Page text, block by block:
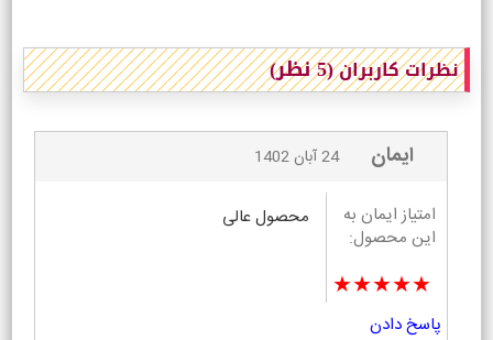
نظرات کاربران(5 نظر)
ایمان 24 آبان 1402
امتیاز ایمان به
این محصول:
★★★★★
محصول عالی
پاسخ دادن